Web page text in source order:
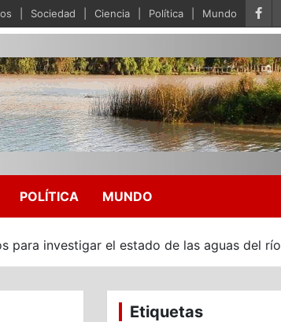
Sociedad Ciencia Política Mundo
POLÍTICA MUNDO
para investigar el estado de las aguas del río
Etiquetas